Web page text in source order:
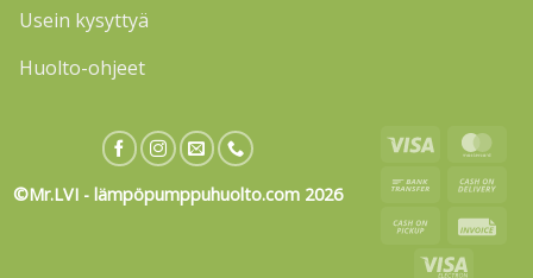
Usein kysyttyä
Huolto-ohjeet
©Mr.LVI - lämpöpumppuhuolto.com 2026
Visa
Bank
Cash
Visa